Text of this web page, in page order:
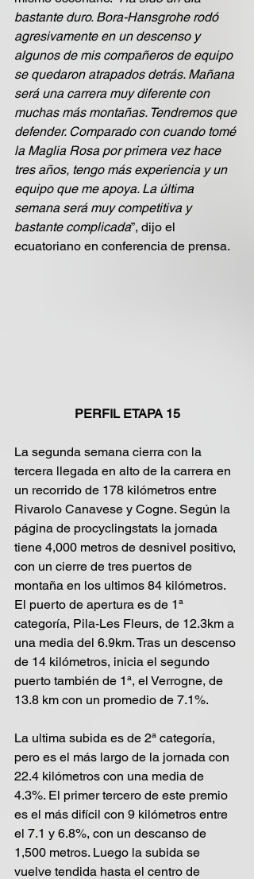
bastante duro. Bora-Hansgrohe rodó
agresivamente en un descenso y
algunos de mis compañeros de equipo
se quedaron atrapados detrás. Mañana
será una carrera muy diferente con
muchas más montañas. Tendremos que
defender. Comparado con cuando tomé
la Maglia Rosa por primera vez hace
tres años, tengo más experiencia y un
equipo que me apoya. La última
semana será muy competitiva y
bastante complicada”, dijo el
ecuatoriano en conferencia de prensa.
PERFIL ETAPA 15
La segunda semana cierra con la
tercera llegada en alto de la carrera en
un recorrido de 178 kilómetros entre
Rivarolo Canavese y Cogne. Según la
página de procyclingstats la jornada
tiene 4,000 metros de desnivel positivo,
con un cierre de tres puertos de
montaña en los ultimos 84 kilómetros.
El puerto de apertura es de 1ª
categoría, Pila-Les Fleurs, de 12.3km a
una media del 6.9km. Tras un descenso
de 14 kilómetros, inicia el segundo
puerto también de 1ª, el Verrogne, de
13.8 km con un promedio de 7.1%.
La ultima subida es de 2ª categoría,
pero es el más largo de la jornada con
22.4 kilómetros con una media de
4.3%. El primer tercero de este premio
es el más difícil con 9 kilómetros entre
el 7.1 y 6.8%, con un descanso de
1,500 metros. Luego la subida se
vuelve tendida hasta el centro de